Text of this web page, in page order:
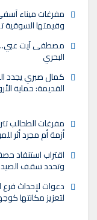
وقيمتها السوقية تهبط إلى
مصطفى آيت عبي..
البحري
كمال صبري يجدد
القديمة: حماية
مفرغات الطحالب
أزمة أم مجرد أثر
اقتراب استنفاد
وتحدد سقف الصيد في 500
دعوات لإحداث فرع
لتعزيز مكانتها